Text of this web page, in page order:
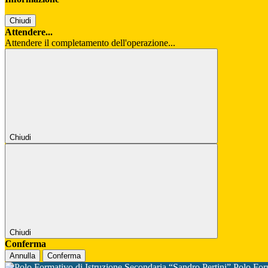
Chiudi
Attendere...
Attendere il completamento dell'operazione...
Chiudi
Chiudi
Conferma
Annulla Conferma